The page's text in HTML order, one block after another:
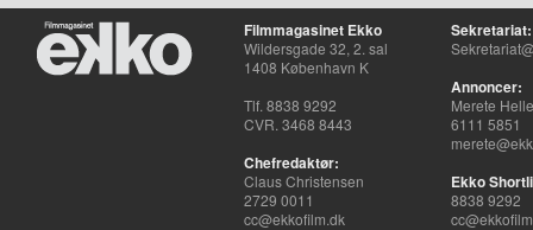
Filmmagasinet Ekko
Wildersgade 32, 2. sal
1408 København K
Tlf. 8838 9292
CVR. 3468 8443
Chefredaktør:
Claus Christensen
2729 0011
cc@ekkofilm.dk
Sekretariat:
Annoncer:
Merete
6111 5851
Ekko
8838 9292